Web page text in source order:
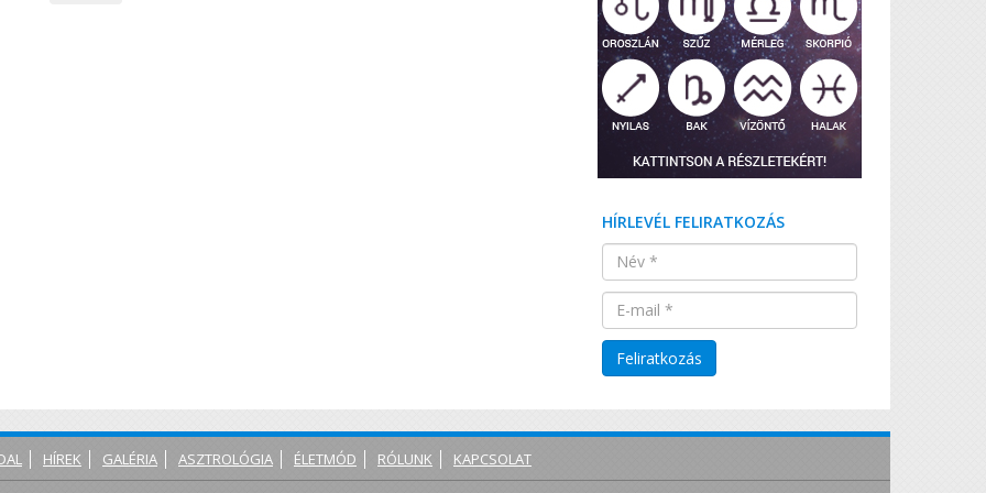
HÍRLEVÉL FELIRATKOZÁS
HÍREK GALÉRIA ASZTROLÓGIA ÉLETMÓD RÓLUNK KAPCSOLAT